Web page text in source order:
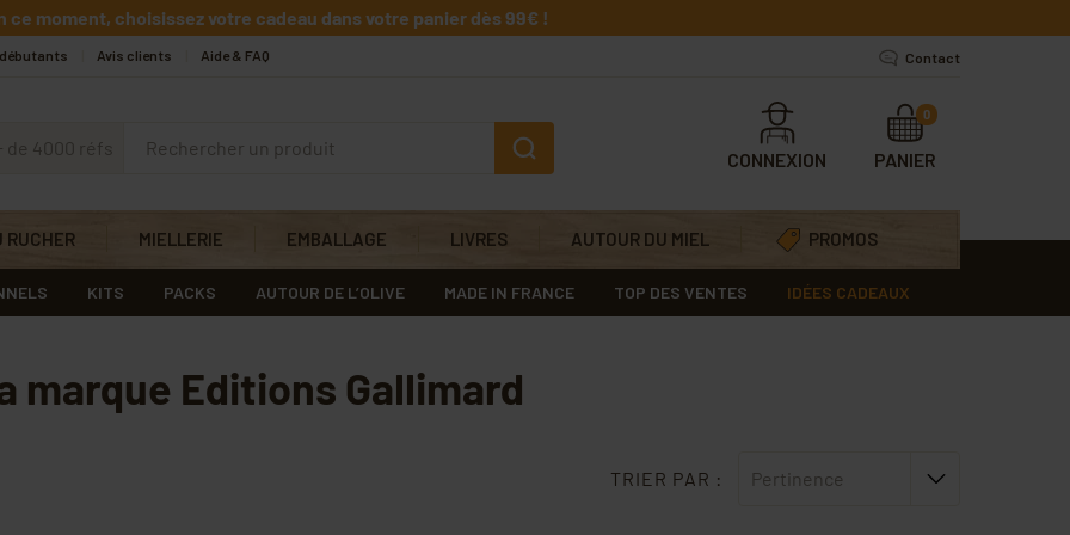
ce moment, choisissez votre cadeau dans votre panier dès 99€ !
débutants Avis clients Aide & FAQ Contact
de 4000 réfs
CONNEXION PANIER
0
RUCHER MIELLERIE EMBALLAGE LIVRES AUTOUR DU MIEL PROMOS
KITS PACKS AUTOUR DE L’OLIVE MADE IN FRANCE TOP DES VENTES IDÉES CADEAUX
marque Editions Gallimard
TRIER PAR : Pertinence